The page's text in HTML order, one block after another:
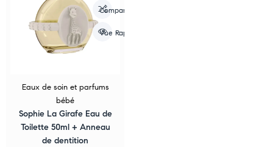
Compare
Vue Rapide
Eaux de soin et parfums
bébé
Sophie La Girafe Eau de
Toilette 50ml + Anneau
de dentition